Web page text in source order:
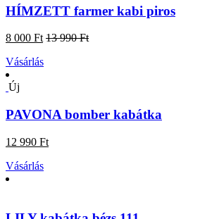
HÍMZETT farmer kabi piros
8 000 Ft 13 990 Ft
Vásárlás
Új
PAVONA bomber kabátka
12 990 Ft
Vásárlás